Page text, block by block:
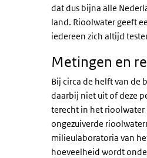
dat dus bijna alle
land. Rioolwater geeft
iedereen zich altijd
Metingen en
Bij circa de helft van de
daarbij niet uit of deze
terecht in het rioolwater
ongezuiverde
milieulaboratoria van
hoeveelheid wordt